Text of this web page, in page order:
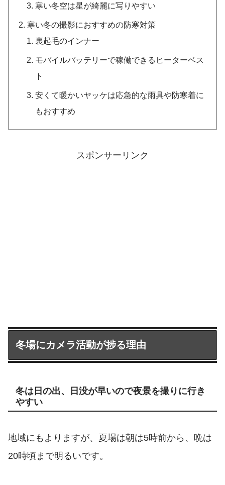
寒い冬空は星が綺麗に写りやすい
寒い冬の撮影におすすめの防寒対策
裏起毛のインナー
モバイルバッテリーで稼働できるヒーターベス
ト
安くて暖かいヤッケは応急的な雨具や防寒着に
もおすすめ
スポンサーリンク
冬場にカメラ活動が捗る理由
冬は日の出、日没が早いので夜景を撮りに行き
やすい
地域にもよりますが、夏場は朝は5時前から、晩は
20時頃まで明るいです。